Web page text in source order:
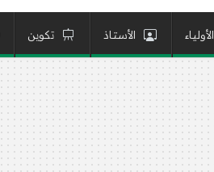
الأولياء الأستاذ تكوين